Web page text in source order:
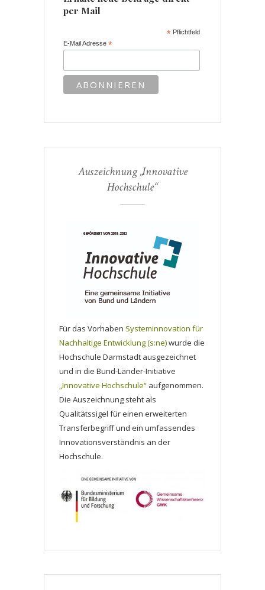
per Mail
* Pflichtfeld
E-Mail Adresse*
Auszeichnung „Innovative
Hochschule“
Für das Vorhaben Systeminnovation für
Nachhaltige Entwicklung (s:ne)wurde die
Hochschule Darmstadt ausgezeichnet
und in die Bund-Länder-Initiative
„Innovative Hochschule“ aufgenommen.
Die Auszeichnung steht als
Qualitätssigel für einen erweiterten
Transferbegriff und ein umfassendes
Innovationsverständnis an der
Hochschule.